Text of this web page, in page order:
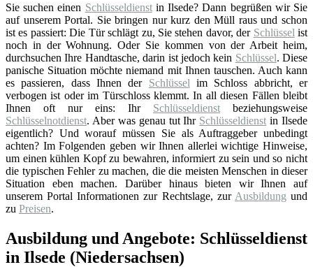
Sie suchen einen Schlüsseldienstin Ilsede? Dann begrüßen wir Sie
auf unserem Portal. Sie bringen nur kurz den Müll raus und schon
ist es passiert: Die Tür schlägt zu, Sie stehen davor, der Schlüssel ist
noch in der Wohnung. Oder Sie kommen von der Arbeit heim,
durchsuchen Ihre Handtasche, darin ist jedoch kein Schlüssel. Diese
panische Situation möchte niemand mit Ihnen tauschen. Auch kann
es passieren, dass Ihnen der Schlüssel im Schloss abbricht, er
verbogen ist oder im Türschloss klemmt. In all diesen Fällen bleibt
Ihnen oft nur eins: Ihr Schlüsseldienst beziehungsweise
Schlüsselnotdienst. Aber was genau tut Ihr Schlüsseldienst in Ilsede
eigentlich? Und worauf müssen Sie als Auftraggeber unbedingt
achten? Im Folgenden geben wir Ihnen allerlei wichtige Hinweise,
um einen kühlen Kopf zu bewahren, informiert zu sein und so nicht
die typischen Fehler zu machen, die die meisten Menschen in dieser
Situation eben machen. Darüber hinaus bieten wir Ihnen auf
unserem Portal Informationen zur Rechtslage, zur Ausbildung und
zu Preisen.
Ausbildung und Angebote: Schlüsseldienst
in Ilsede (Niedersachsen)